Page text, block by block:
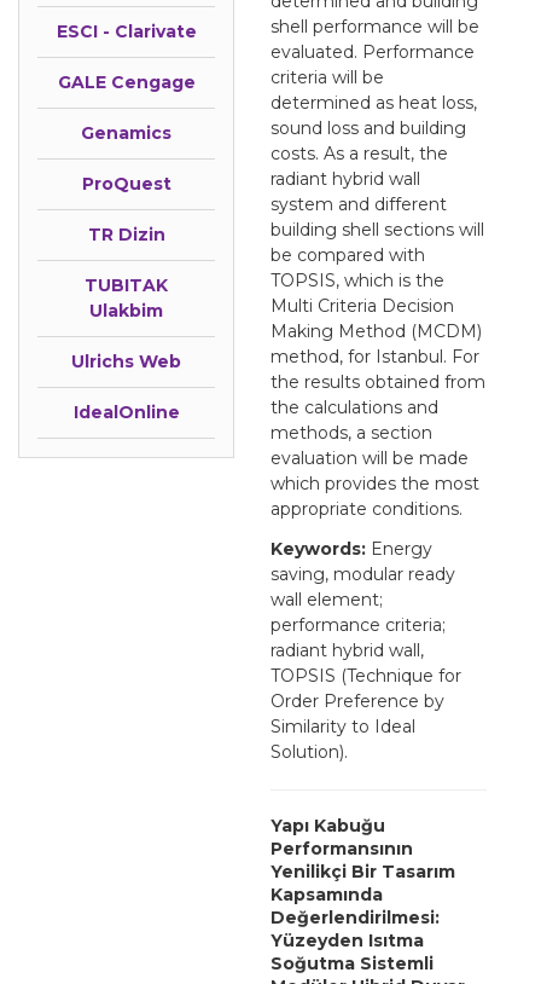
ESCI - Clarivate
GALE Cengage
Genamics
ProQuest
TR Dizin
TUBITAK
Ulakbim
Ulrichs Web
IdealOnline
shell performance will be
evaluated. Performance
criteria will be
determined as heat loss,
sound loss and building
costs. As a result, the
radiant hybrid wall
system and different
building shell sections will
be compared with
TOPSIS, which is the
Multi Criteria Decision
Making Method (MCDM)
method, for Istanbul. For
the results obtained from
the calculations and
methods, a section
evaluation will be made
which provides the most
appropriate conditions.
Keywords: Energy
saving, modular ready
wall element;
performance criteria;
radiant hybrid wall,
TOPSIS (Technique for
Order Preference by
Similarity to Ideal
Solution).
Yapı Kabuğu
Performansının
Yenilikçi Bir Tasarım
Kapsamında
Değerlendirilmesi:
Yüzeyden Isıtma
Soğutma Sistemli